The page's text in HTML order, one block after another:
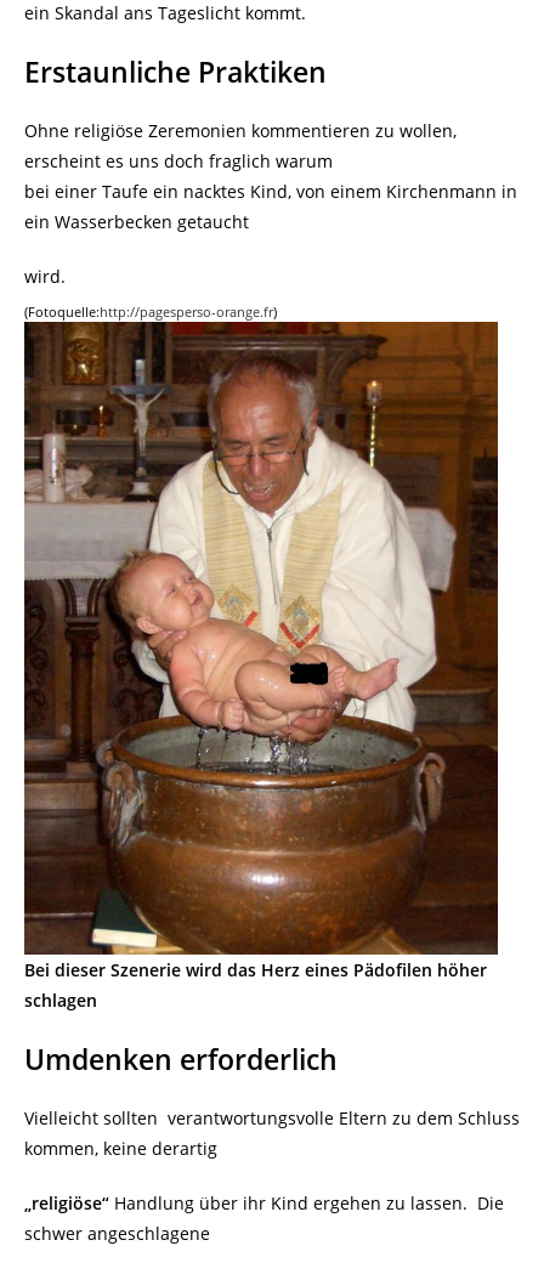
ein Skandal ans Tageslicht kommt.
Erstaunliche Praktiken
Ohne religiöse Zeremonien kommentieren zu wollen,
erscheint es uns doch fraglich warum
bei einer Taufe ein nacktes Kind, von einem Kirchenmann in
ein Wasserbecken getaucht
wird.
(Fotoquelle:http://pagesperso-orange.fr)
Bei dieser Szenerie wird das Herz eines Pädofilen höher
schlagen
Umdenken erforderlich
Vielleicht sollten verantwortungsvolle Eltern zu dem Schluss
kommen, keine derartig
„religiöse“ Handlung über ihr Kind ergehen zu lassen. Die
schwer angeschlagene